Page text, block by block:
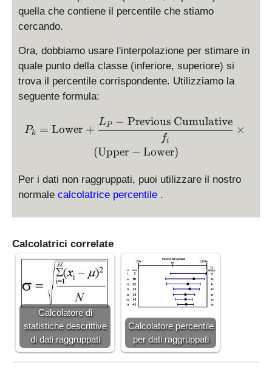
P
quella che contiene il percentile che stiamo
cercando.
Ora, dobbiamo usare l'interpolazione per stimare in
quale punto della classe (inferiore, superiore) si
trova il percentile corrispondente. Utilizziamo la
seguente formula:
P_k = \text{Lower} +
Pk = Lower +
fi
LP − Previous Cumulative
×
(Upper − Lower)
Per i dati non raggruppati, puoi utilizzare il nostro
normale calcolatrice percentile .
Calcolatrici correlate
Calcolatore di
statistiche descrittive
di dati raggruppati
Calcolatore percentile
per dati raggruppati